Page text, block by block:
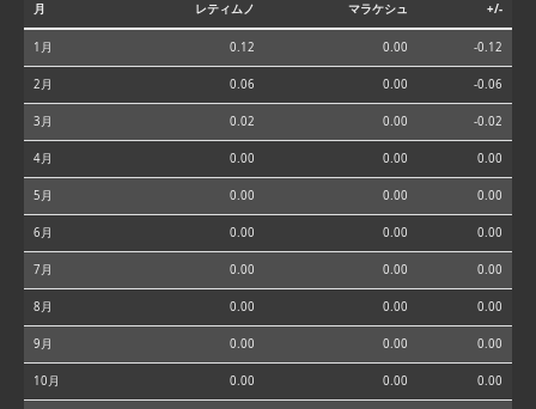
月 レティムノ マラケシュ +/-
1月 0.12 0.00 -0.12
2月 0.06 0.00 -0.06
3月 0.02 0.00 -0.02
4月 0.00 0.00 0.00
5月 0.00 0.00 0.00
6月 0.00 0.00 0.00
7月 0.00 0.00 0.00
8月 0.00 0.00 0.00
9月 0.00 0.00 0.00
10月 0.00 0.00 0.00